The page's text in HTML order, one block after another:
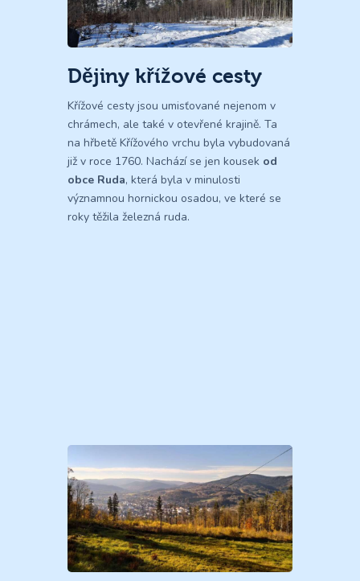
Dějiny křížové cesty
Křížové cesty jsou umisťované nejenom v
chrámech, ale také v otevřené krajině. Ta
na hřbetě Křížového vrchu byla vybudovaná
již v roce 1760. Nachází se jen kousek od
obce Ruda, která byla v minulosti
významnou hornickou osadou, ve které se
roky těžila železná ruda.